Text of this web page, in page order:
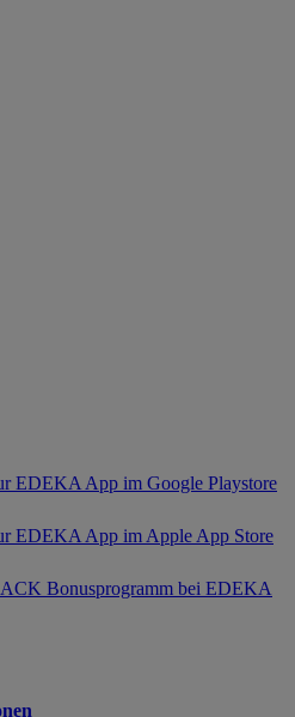
EDEKA App im Google Playstore
EDEKA App im Apple App Store
Bonusprogramm bei EDEKA